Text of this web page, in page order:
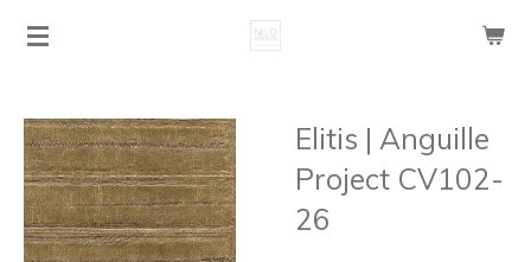
Ga
de
hoofdinhoud
Elitis | Anguille
Project CV102-
26